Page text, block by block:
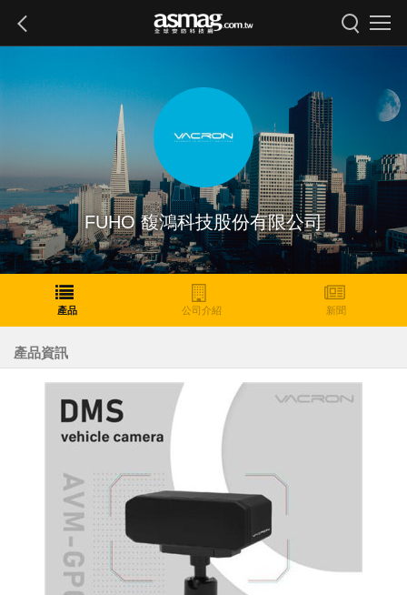
FUHO 馥鴻科技股份有限公司
產品 公司介紹 新聞
產品資訊